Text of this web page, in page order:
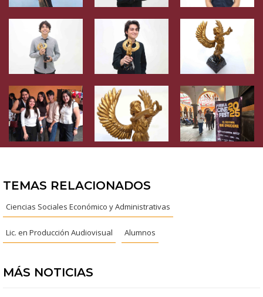
TEMAS RELACIONADOS
Ciencias Sociales Económico y Administrativas
Lic. en Producción Audiovisual Alumnos
MÁS NOTICIAS